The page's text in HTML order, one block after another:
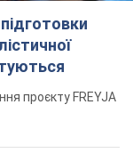
проєкту FREYJA